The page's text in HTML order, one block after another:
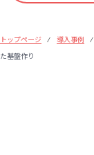
トップページ ⁄ 導入事例 ⁄
た基盤作り